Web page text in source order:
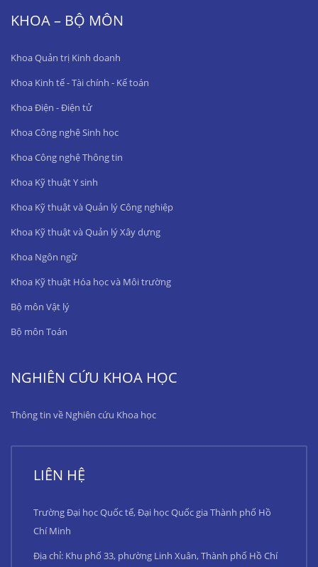
KHOA – BỘ MÔN
Khoa Quản trị Kinh doanh
Khoa Kinh tế - Tài chính - Kế toán
Khoa Điện - Điện tử
Khoa Công nghệ Sinh học
Khoa Công nghệ Thông tin
Khoa Kỹ thuật Y sinh
Khoa Kỹ thuật và Quản lý Công nghiệp
Khoa Kỹ thuật và Quản lý Xây dựng
Khoa Ngôn ngữ
Khoa Kỹ thuật Hóa học và Môi trường
Bộ môn Vật lý
Bộ môn Toán
NGHIÊN CỨU KHOA HỌC
Thông tin về Nghiên cứu Khoa học
LIÊN HỆ
Trường Đại học Quốc tế, Đại học Quốc gia Thành phố Hồ
Chí Minh
Địa chỉ: Khu phố 33, phường Linh Xuân, Thành phố Hồ Chí